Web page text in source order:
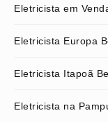
Eletricista em
Eletricista Europa
Eletricista Itapoã
Eletricista na